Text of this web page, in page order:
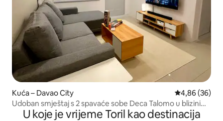
Kuća – Davao City Prosječna
4,86 (36)
Udoban smještaj s 2 spavaće sobe Deca Talomo u blizini
Torila i Puan
U koje je vrijeme Toril kao destinacija